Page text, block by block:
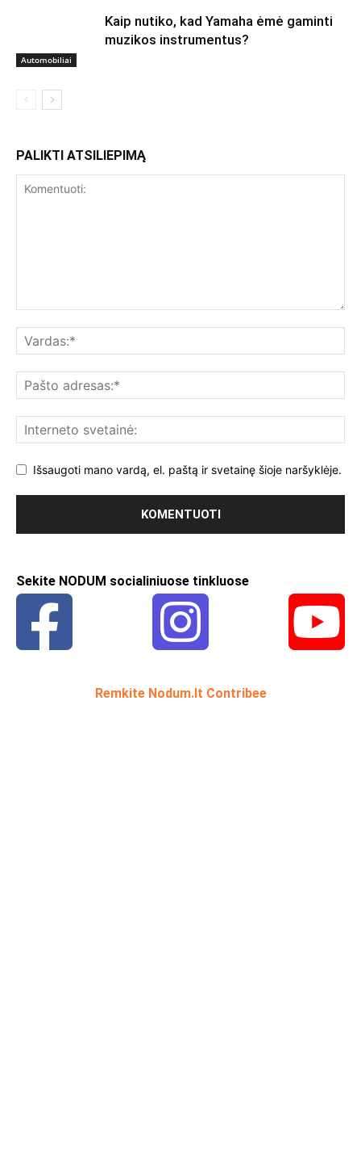
Automobiliai
Kaip nutiko, kad Yamaha ėmė gaminti
muzikos instrumentus?
PALIKTI ATSILIEPIMĄ
Išsaugoti mano vardą, el. paštą ir svetainę šioje naršyklėje.
Sekite NODUM socialiniuose tinkluose
Remkite Nodum.lt Contribee